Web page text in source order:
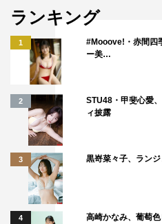
ランキング
1
#Mooove!・赤間四
ー美…
2
STU48・甲斐心愛
ィ披露
3 黒嵜菜々子、ラン
4 高崎かなみ、葡萄